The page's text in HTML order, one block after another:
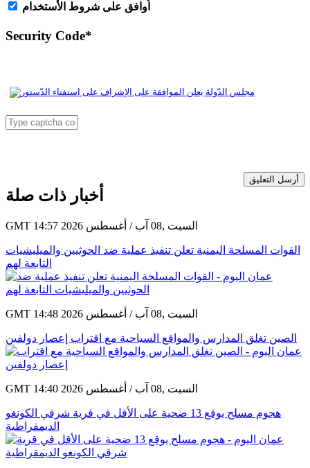
اُوافق على شروط الأستخدام
Security Code*
أرسل التعليق
أخبار ذات صلة
GMT 14:57 2026 السبت ,08 آب / أغسطس
القوات المسلحة اليمنية تعلن تنفيذ عملية ضد الحوثيين والميليشيات
التابعة لهم
GMT 14:48 2026 السبت ,08 آب / أغسطس
الصين تغلق المدارس والمواقع السياحية مع اقتراب إعصار دولفين
GMT 14:40 2026 السبت ,08 آب / أغسطس
هجوم مسلح يوقع 13 ضحية على الأقل في قرية شرقي الكونغو
الديمقراطية